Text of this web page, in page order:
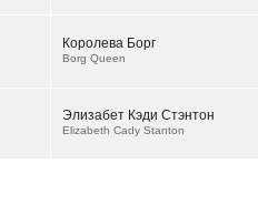
Королева Борг
Borg Queen
Элизабет Кэди Стэнтон
Elizabeth Cady Stanton